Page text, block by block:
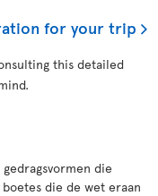
for your trip
this detailed
die
die de wet eraan